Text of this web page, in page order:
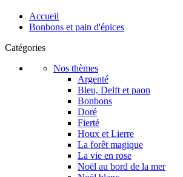
Accueil
Bonbons et pain d'épices
Catégories
Nos thèmes
Argenté
Bleu, Delft et paon
Bonbons
Doré
Fierté
Houx et Lierre
La forêt magique
La vie en rose
Noël au bord de la mer